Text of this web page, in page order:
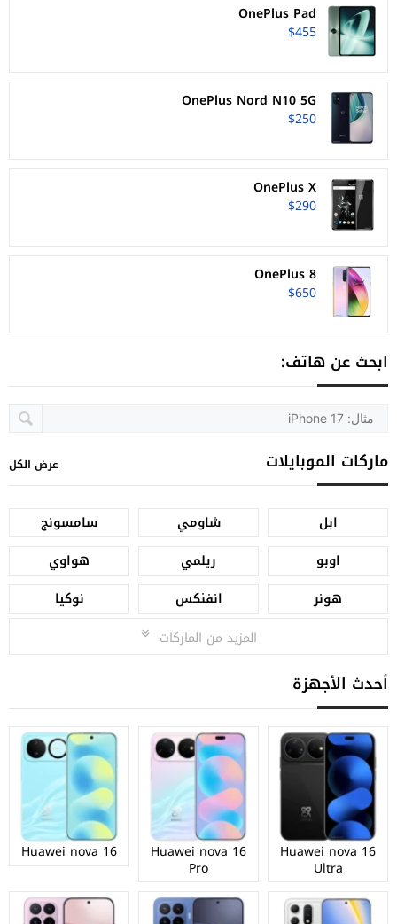
OnePlus Pad
$455
OnePlus Nord N10 5G
$250
OnePlus X
$290
OnePlus 8
$650
ابحث عن هاتف:
ماركات الموبايلات عرض الكل
ابل شاومي
سامسونج
اوبو
ريلمي
هواوي
هونر
انفنكس
نوكيا
المزيد من الماركات
أحدث الأجهزة
Huawei nova 16
Ultra
Huawei nova 16
Pro
Huawei nova 16